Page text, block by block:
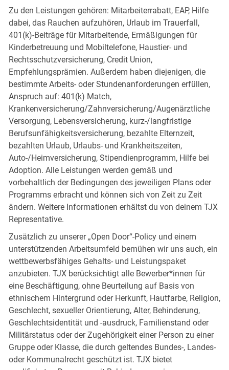
Zu den Leistungen gehören: Mitarbeiterrabatt, EAP, Hilfe
dabei, das Rauchen aufzuhören, Urlaub im Trauerfall,
401(k)-Beiträge für Mitarbeitende, Ermäßigungen für
Kinderbetreuung und Mobiltelefone, Haustier- und
Rechtsschutzversicherung, Credit Union,
Empfehlungsprämien. Außerdem haben diejenigen, die
bestimmte Arbeits- oder Stundenanforderungen erfüllen,
Anspruch auf: 401(k) Match,
Krankenversicherung/Zahnversicherung/Augenärztliche
Versorgung, Lebensversicherung, kurz-/langfristige
Berufsunfähigkeitsversicherung, bezahlte Elternzeit,
bezahlten Urlaub, Urlaubs- und Krankheitszeiten,
Auto-/Heimversicherung, Stipendienprogramm, Hilfe bei
Adoption. Alle Leistungen werden gemäß und
vorbehaltlich der Bedingungen des jeweiligen Plans oder
Programms erbracht und können sich von Zeit zu Zeit
ändern. Weitere Informationen erhältst du von deinem TJX
Representative.
Zusätzlich zu unserer „Open Door“-Policy und einem
unterstützenden Arbeitsumfeld bemühen wir uns auch, ein
wettbewerbsfähiges Gehalts- und Leistungspaket
anzubieten. TJX berücksichtigt alle Bewerber*innen für
eine Beschäftigung, ohne Beurteilung auf Basis von
ethnischem Hintergrund oder Herkunft, Hautfarbe, Religion,
Geschlecht, sexueller Orientierung, Alter, Behinderung,
Geschlechtsidentität und -ausdruck, Familienstand oder
Militärstatus oder der Zugehörigkeit einer Person zu einer
Gruppe oder Klasse, die durch geltendes Bundes-, Landes-
oder Kommunalrecht geschützt ist. TJX bietet